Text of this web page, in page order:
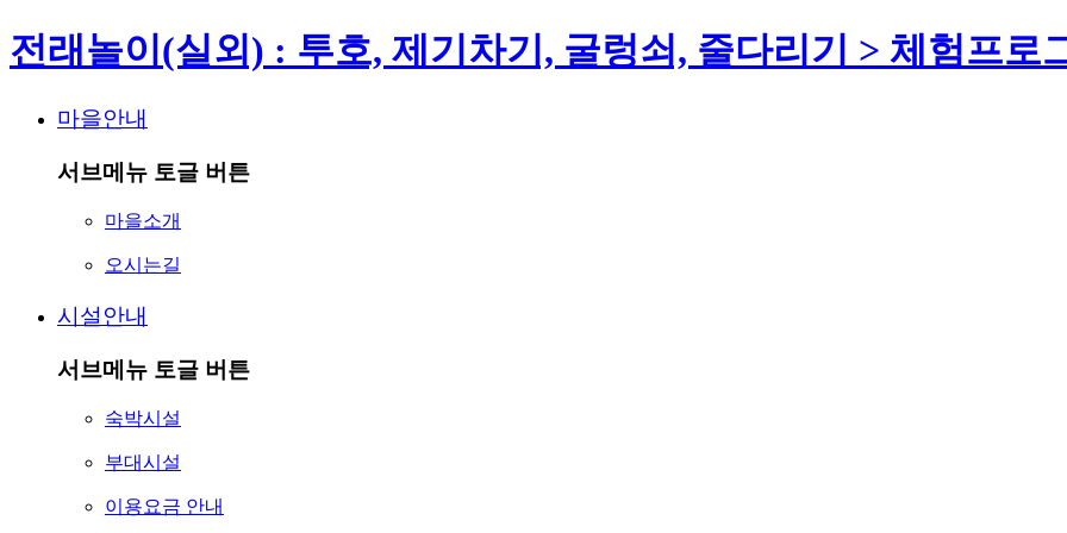
전래놀이(실외) : 투호, 제기차기, 굴렁쇠, 줄다리기 > 체험프로
마을안내
서브메뉴 토글 버튼
마을소개
오시는길
시설안내
서브메뉴 토글 버튼
숙박시설
부대시설
이용요금 안내